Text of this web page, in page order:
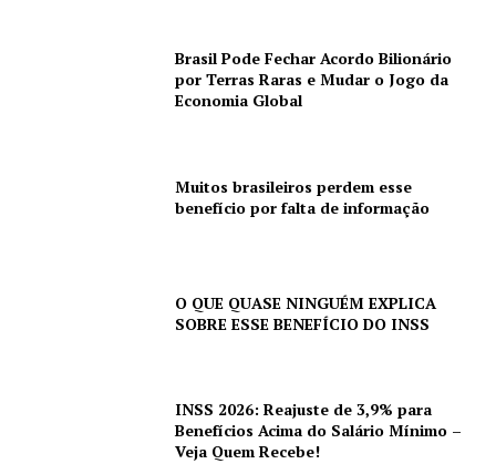
Brasil Pode Fechar Acordo Bilionário
por Terras Raras e Mudar o Jogo da
Economia Global
Muitos brasileiros perdem esse
benefício por falta de informação
O QUE QUASE NINGUÉM EXPLICA
SOBRE ESSE BENEFÍCIO DO INSS
INSS 2026: Reajuste de 3,9% para
Benefícios Acima do Salário Mínimo –
Veja Quem Recebe!